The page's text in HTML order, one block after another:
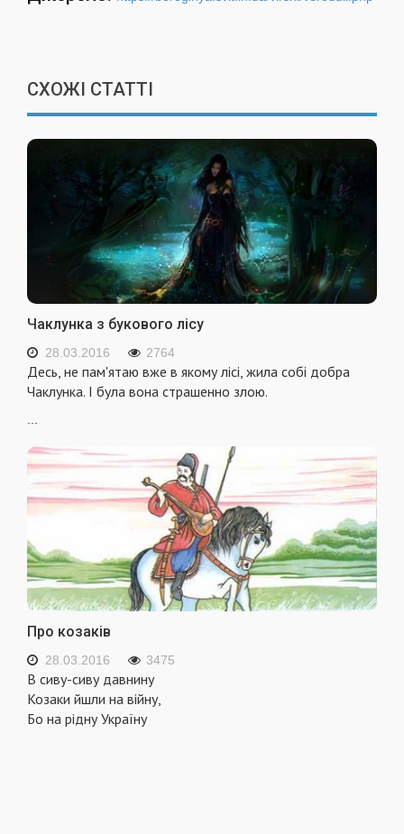
СХОЖІ СТАТТІ
Чаклунка з букового лісу
28.03.2016 2764
Десь, не пам'ятаю вже в якому лісі, жила собі добра
Чаклунка. І була вона страшенно злою.
Про козаків
28.03.2016 3475
В сиву-сиву давнину
Козаки йшли на війну,
Бо на рідну Україну